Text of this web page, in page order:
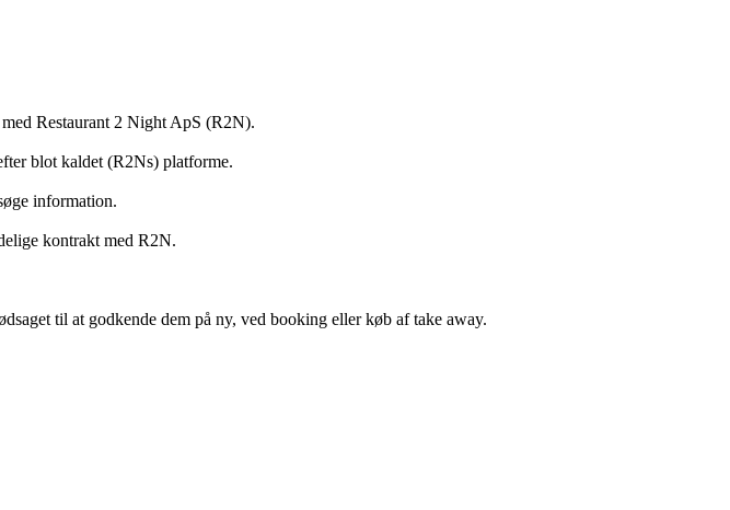
Restaurant 2 Night ApS (R2N).
blot kaldet (R2Ns) platforme.
information.
kontrakt med R2N.
til at godkende dem på ny, ved booking eller køb af take away.